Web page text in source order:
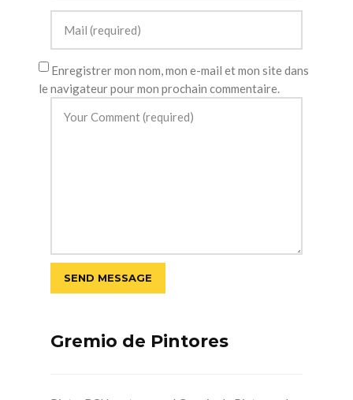
Enregistrer mon nom, mon e-mail et mon site dans
le navigateur pour mon prochain commentaire.
Gremio de Pintores